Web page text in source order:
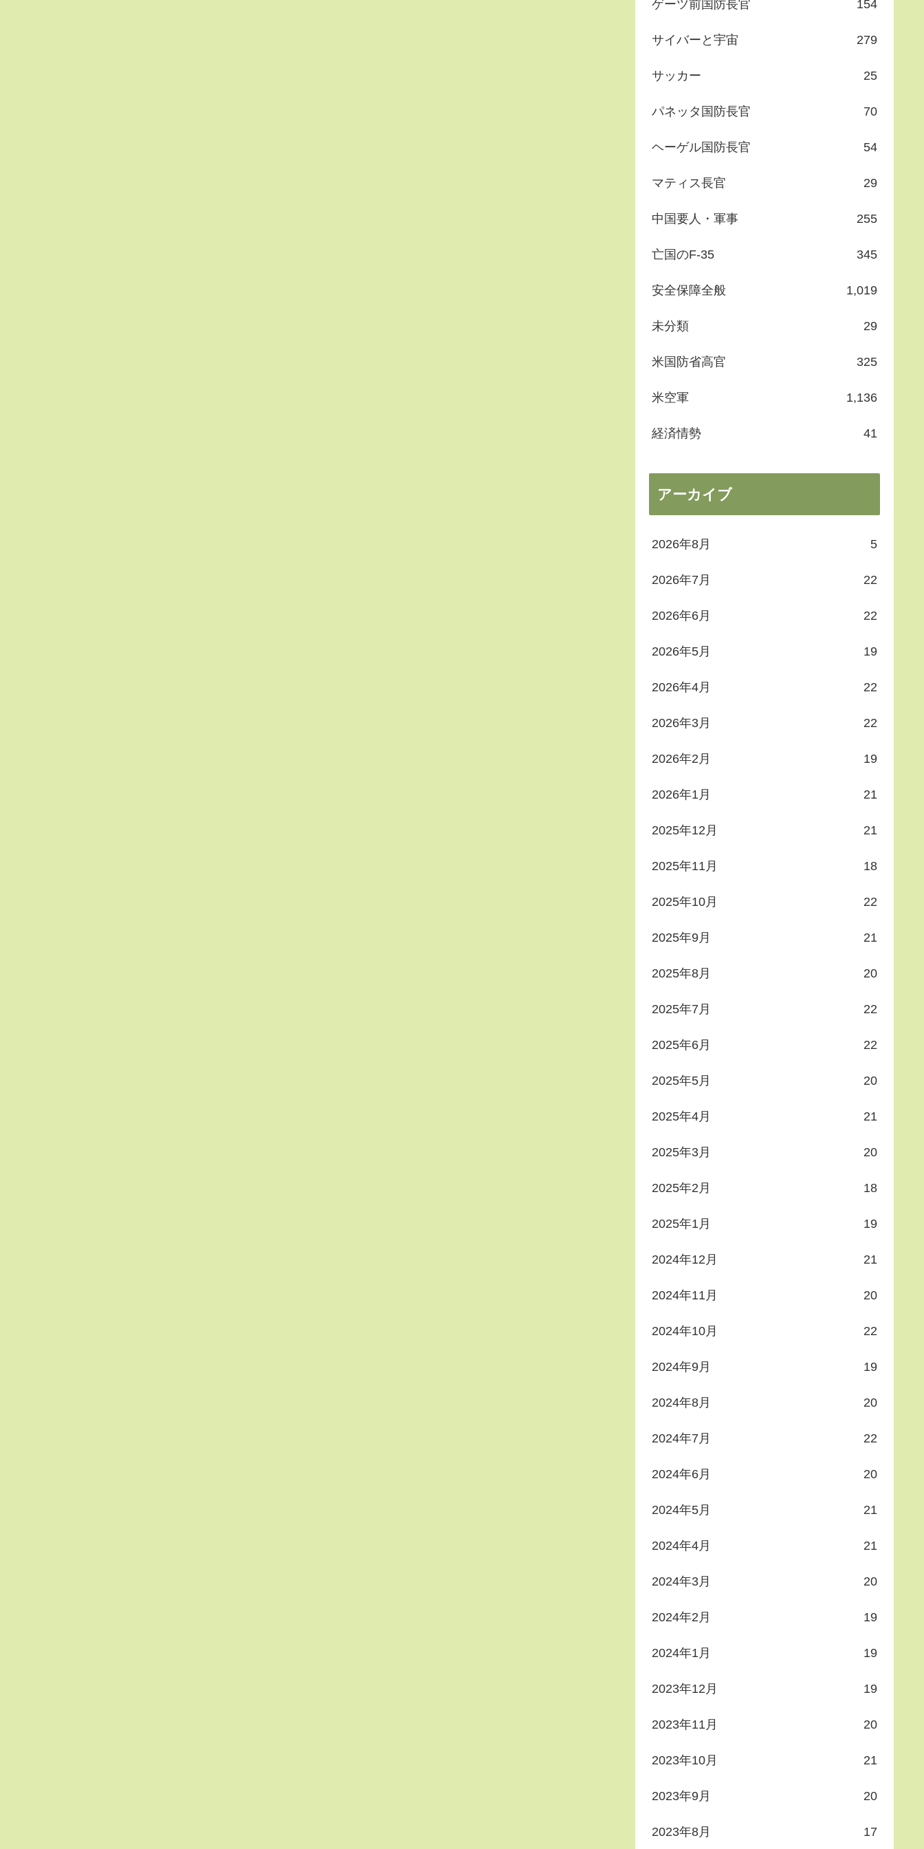
ゲーツ前国防長官 154
サイバーと宇宙 279
サッカー 25
パネッタ国防長官 70
ヘーゲル国防長官 54
マティス長官 29
中国要人・軍事 255
亡国のF-35 345
安全保障全般 1,019
未分類 29
米国防省高官 325
米空軍 1,136
経済情勢 41
アーカイブ
2026年8月 5
2026年7月 22
2026年6月 22
2026年5月 19
2026年4月 22
2026年3月 22
2026年2月 19
2026年1月 21
2025年12月 21
2025年11月 18
2025年10月 22
2025年9月 21
2025年8月 20
2025年7月 22
2025年6月 22
2025年5月 20
2025年4月 21
2025年3月 20
2025年2月 18
2025年1月 19
2024年12月 21
2024年11月 20
2024年10月 22
2024年9月 19
2024年8月 20
2024年7月 22
2024年6月 20
2024年5月 21
2024年4月 21
2024年3月 20
2024年2月 19
2024年1月 19
2023年12月 19
2023年11月 20
2023年10月 21
2023年9月 20
2023年8月 17